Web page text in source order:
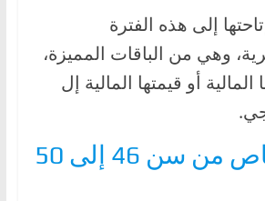
إلى هذه الفترة
وهي من الباقات المميزة،
أو قيمتها المالية إل
باقة للأشخاص من سن 46 إلى 50